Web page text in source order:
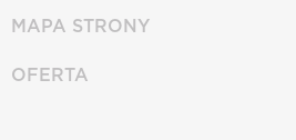
MAPA STRONY
OFERTA